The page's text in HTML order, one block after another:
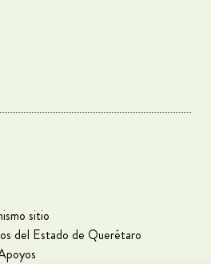
sitio
del Estado de Querétaro